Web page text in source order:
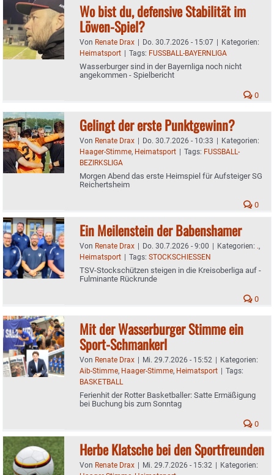
Wo bist du, defensive Stabilität im
Löwen-Spiel?
Von Renate Drax | Do. 30.7.2026 - 15:07 | Kategorien:
Heimatsport | Tags: FUSSBALL-BAYERNLIGA
Wasserburger sind in der Bayernliga noch nicht
angekommen - Spielbericht
0
Gelingt der erste Punktgewinn?
Von Renate Drax | Do. 30.7.2026 - 10:33 | Kategorien:
Haager-Stimme, Heimatsport | Tags: FUSSBALL-
BEZIRKSLIGA
Morgen Abend das erste Heimspiel für Aufsteiger SG
Reichertsheim
0
Ein Meilenstein der Babenshamer
Von Renate Drax | Do. 30.7.2026 - 9:00 | Kategorien: .,
Heimatsport | Tags: STOCKSCHIESSEN
TSV-Stockschützen steigen in die Kreisoberliga auf -
Fulminante Rückrunde
0
Mit der Wasserburger Stimme ein
Sport-Schmankerl
Von Renate Drax | Mi. 29.7.2026 - 15:52 | Kategorien:
Aib-Stimme, Haager-Stimme, Heimatsport | Tags:
BASKETBALL
Ferienhit der Rotter Basketballer: Satte Ermäßigung
bei Buchung bis zum Sonntag
0
Herbe Klatsche bei den Sportfreunden
Von Renate Drax | Mi. 29.7.2026 - 15:32 | Kategorien: